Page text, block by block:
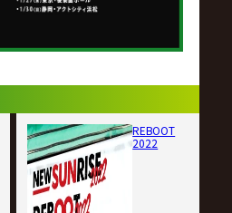
REBOOT
2022